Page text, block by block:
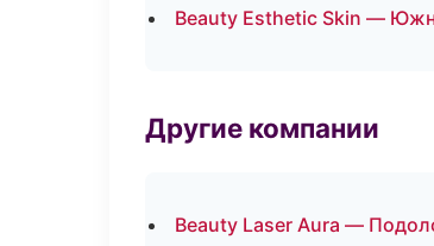
Beauty Esthetic Skin —
Другие компании
Beauty Laser Aura —